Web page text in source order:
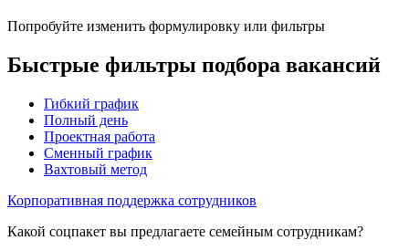
Попробуйте изменить формулировку или фильтры
Быстрые фильтры подбора вакансий
Гибкий график
Полный день
Проектная работа
Сменный график
Вахтовый метод
Корпоративная поддержка сотрудников
Какой соцпакет вы предлагаете семейным сотрудникам?